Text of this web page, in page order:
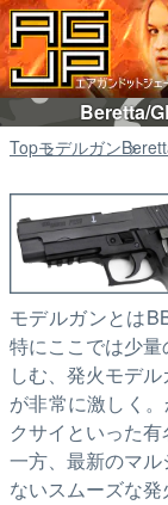
Beretta/
Topモデルガン
モデルガンとは
特にここでは少
しむ、発火モデ
が非常に激しく
クサイといった有
一方、最新のマ
ないスムーズな発